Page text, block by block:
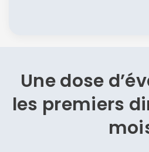
Une dose
les premiers